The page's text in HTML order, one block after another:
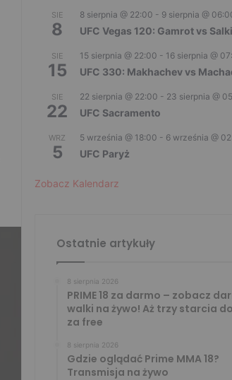
SIE
8
8 sierpnia @ 22:00 - 9 sierpnia @
UFC Vegas 120: Gamrot vs
SIE
15
15 sierpnia @ 22:00 - 16 sierpnia @
UFC 330: Makhachev vs
SIE
22
22 sierpnia @ 22:00 - 23 sierpnia @
UFC Sacramento
WRZ
5
5 września @ 18:00 - 6 września @
UFC Paryż
Zobacz Kalendarz
Ostatnie artykuły
8 sierpnia 2026
PRIME 18 za darmo – zobacz
walki na żywo! Aż trzy starcia
za free
8 sierpnia 2026
Gdzie oglądać Prime MMA 18?
Transmisja na żywo